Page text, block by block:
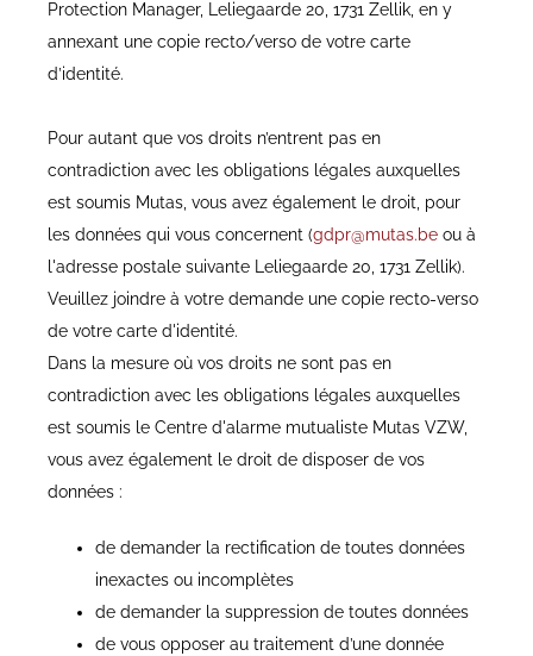
Protection Manager, Leliegaarde 20, 1731 Zellik, en y
annexant une copie recto/verso de votre carte
d’identité.
Pour autant que vos droits n’entrent pas en
contradiction avec les obligations légales auxquelles
est soumis Mutas, vous avez également le droit, pour
les données qui vous concernent (gdpr@mutas.beou à
l'adresse postale suivante Leliegaarde 20, 1731 Zellik).
Veuillez joindre à votre demande une copie recto-verso
de votre carte d'identité.
Dans la mesure où vos droits ne sont pas en
contradiction avec les obligations légales auxquelles
est soumis le Centre d'alarme mutualiste Mutas VZW,
vous avez également le droit de disposer de vos
données :
de demander la rectification de toutes données
inexactes ou incomplètes
de demander la suppression de toutes données
de vous opposer au traitement d’une donnée